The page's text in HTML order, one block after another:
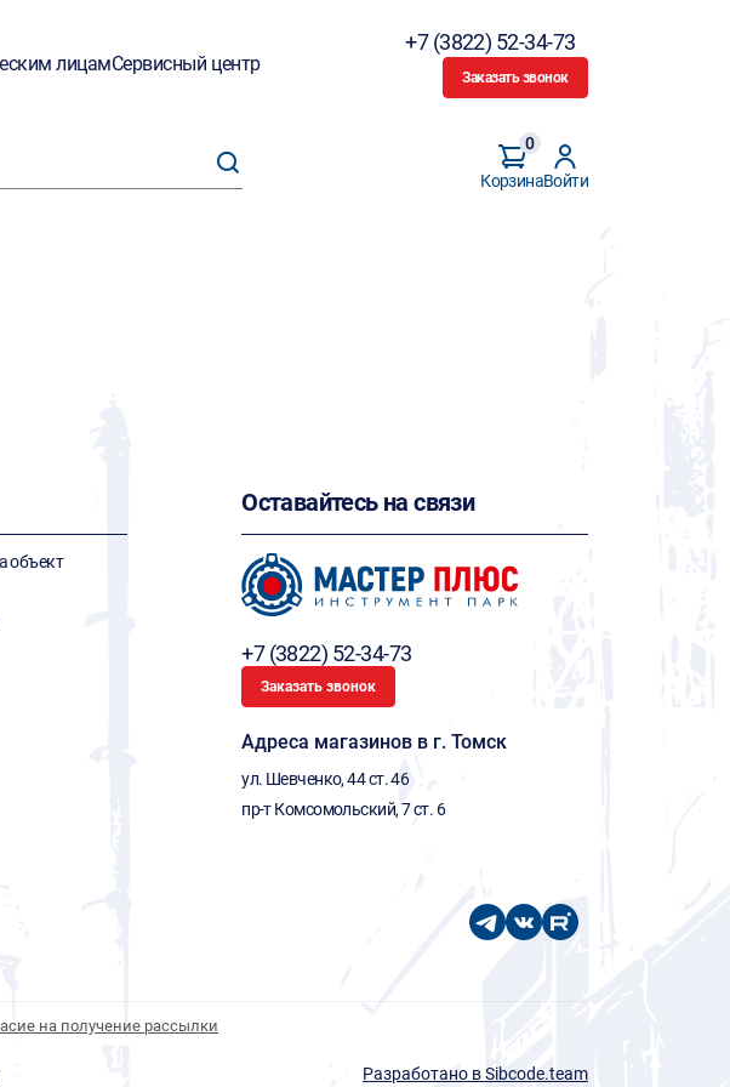
лицамСервисный центр
+7 (3822) 52-34-73
Заказать звонок
Корзина
0
Войти
объект
Оставайтесь на связи
+7 (3822) 52-34-73
Заказать звонок
Адреса магазинов в г. Томск
ул. Шевченко, 44 ст. 46
пр-т Комсомольский, 7 ст. 6
на получение рассылки
Разработано в Sibcode.team